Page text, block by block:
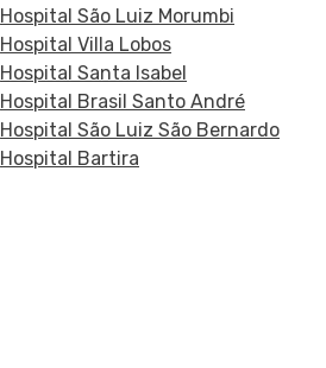
Hospital São Luiz Morumbi
Hospital Villa Lobos
Hospital Santa Isabel
Hospital Brasil Santo André
Hospital São Luiz São Bernardo
Hospital Bartira